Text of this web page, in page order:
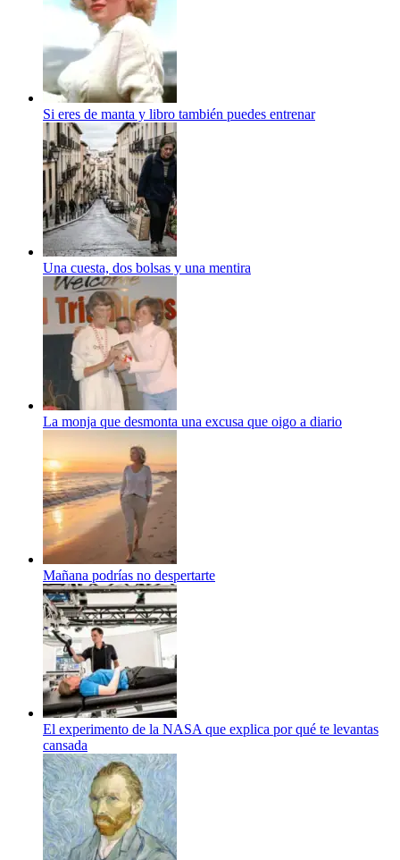
Si eres de manta y libro también puedes entrenar
Una cuesta, dos bolsas y una mentira
La monja que desmonta una excusa que oigo a diario
Mañana podrías no despertarte
El experimento de la NASA que explica por qué te levantas
cansada